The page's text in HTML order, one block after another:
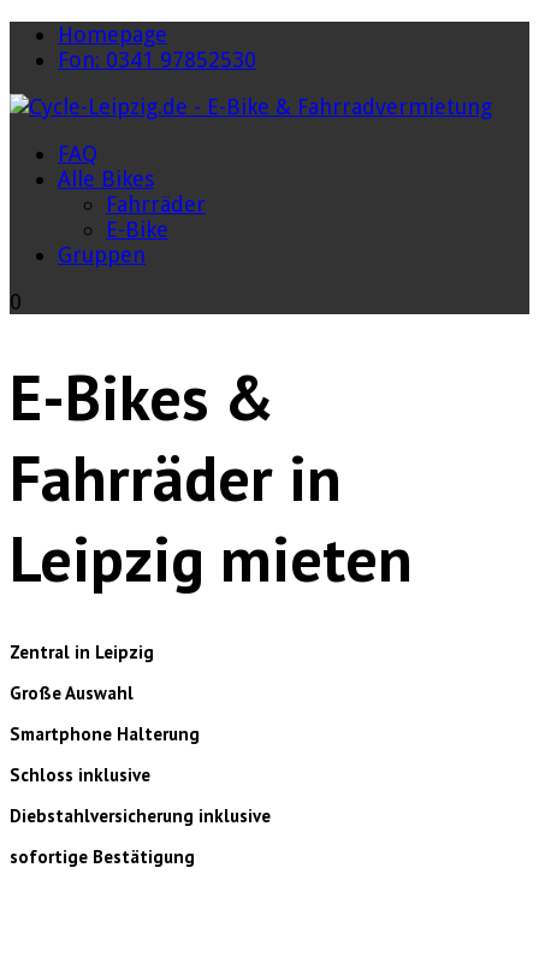
Homepage
Fon: 0341 97852530
FAQ
Alle Bikes
Fahrräder
E-Bike
Gruppen
0
E-Bikes &
Fahrräder in
Leipzig mieten
Zentral in Leipzig
Große Auswahl
Smartphone Halterung
Schloss inklusive
Diebstahlversicherung inklusive
sofortige Bestätigung